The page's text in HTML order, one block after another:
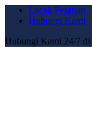
Lacak Pesanan
Hubungi Kami
Hubungi Kami 24/7 di